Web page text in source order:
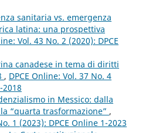
sanitaria vs. emergenza
latina: una prospettiva
Vol. 43 No. 2 (2020): DPCE
canadese in tema di diritti
, DPCE Online: Vol. 37 No. 4
2018
in Messico: dalla
“quarta trasformazione” ,
1 (2023): DPCE Online 1-2023